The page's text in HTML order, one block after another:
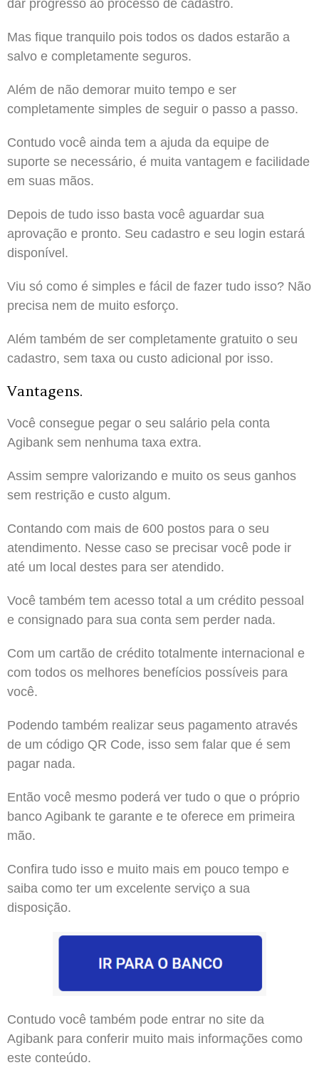
dar progresso ao processo de cadastro.
Mas fique tranquilo pois todos os dados estarão a
salvo e completamente seguros.
Além de não demorar muito tempo e ser
completamente simples de seguir o passo a passo.
Contudo você ainda tem a ajuda da equipe de
suporte se necessário, é muita vantagem e facilidade
em suas mãos.
Depois de tudo isso basta você aguardar sua
aprovação e pronto. Seu cadastro e seu login estará
disponível.
Viu só como é simples e fácil de fazer tudo isso? Não
precisa nem de muito esforço.
Além também de ser completamente gratuito o seu
cadastro, sem taxa ou custo adicional por isso.
Vantagens.
Você consegue pegar o seu salário pela conta
Agibank sem nenhuma taxa extra.
Assim sempre valorizando e muito os seus ganhos
sem restrição e custo algum.
Contando com mais de 600 postos para o seu
atendimento. Nesse caso se precisar você pode ir
até um local destes para ser atendido.
Você também tem acesso total a um crédito pessoal
e consignado para sua conta sem perder nada.
Com um cartão de crédito totalmente internacional e
com todos os melhores benefícios possíveis para
você.
Podendo também realizar seus pagamento através
de um código QR Code, isso sem falar que é sem
pagar nada.
Então você mesmo poderá ver tudo o que o próprio
banco Agibank te garante e te oferece em primeira
mão.
Confira tudo isso e muito mais em pouco tempo e
saiba como ter um excelente serviço a sua
disposição.
Contudo você também pode entrar no site da
Agibank para conferir muito mais informações como
este conteúdo.